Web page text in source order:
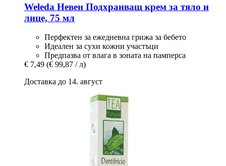
Weleda Невен Подхранващ крем за тяло и
лице, 75 мл
Перфектен за ежедневна грижа за бебето
Идеален за сухи кожни участъци
Предпазва от влага в зоната на памперса
€ 7,49 (€ 99,87 / л)
Доставка до 14. август